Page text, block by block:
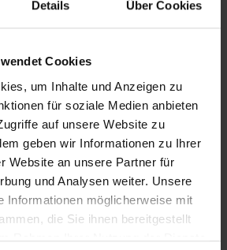
Details Über Cookies
Cookies
um Inhalte und Anzeigen zu
für soziale Medien anbieten
auf unsere Website zu
geben wir Informationen zu Ihrer
Website an unsere Partner für
und Analysen weiter. Unsere
Informationen möglicherweise mit
die Sie ihnen bereitgestellt
Rahmen Ihrer Nutzung der Dienste
82